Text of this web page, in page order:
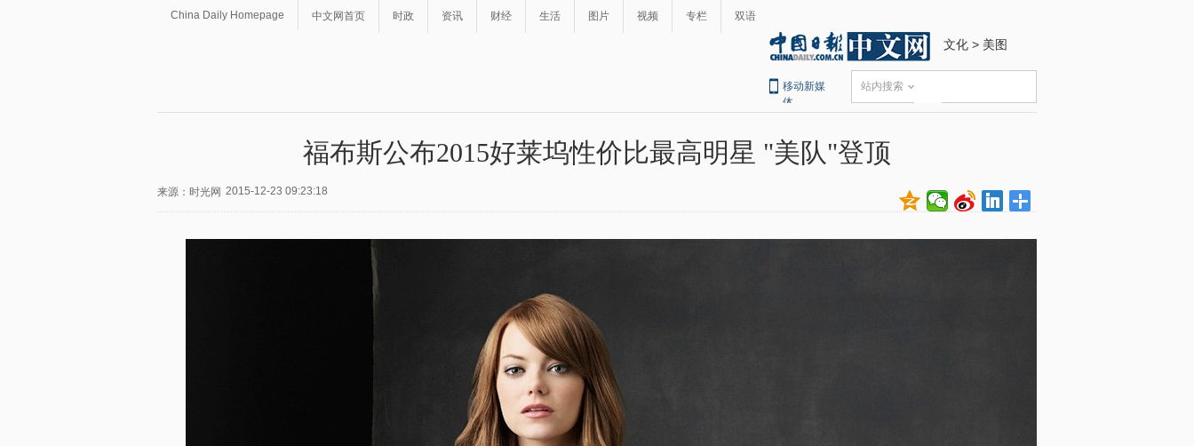
China Daily Homepage 中文网首页 时政 资讯 财经 生活 图片 视频 专栏 双语
文化 > 美图
移动新媒
体
站内搜索
福布斯公布2015好莱坞性价比最高明星 "美队"登顶
来源：时光网 2015-12-23 09:23:18